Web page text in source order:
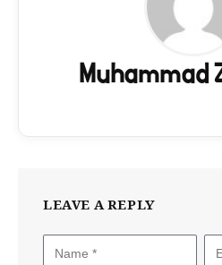
Muhammad
LEAVE A REPLY